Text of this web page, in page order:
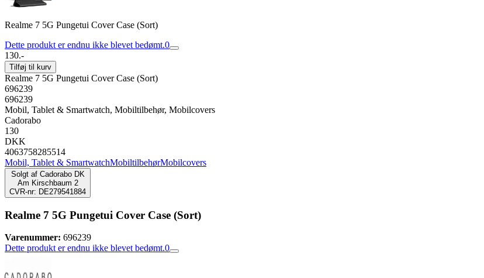
Realme 7 5G Pungetui Cover Case (Sort)
Dette produkt er endnu ikke blevet bedømt.0
130.-
Tilføj til kurv
Realme 7 5G Pungetui Cover Case (Sort)
696239
696239
Mobil, Tablet & Smartwatch, Mobiltilbehør, Mobilcovers
Cadorabo
130
DKK
4063758285514
Mobil, Tablet & SmartwatchMobiltilbehørMobilcovers
Solgt af Cadorabo DK
Am Kirschbaum 2
CVR-nr: DE279541884
Realme 7 5G Pungetui Cover Case (Sort)
Varenummer: 696239
Dette produkt er endnu ikke blevet bedømt.0